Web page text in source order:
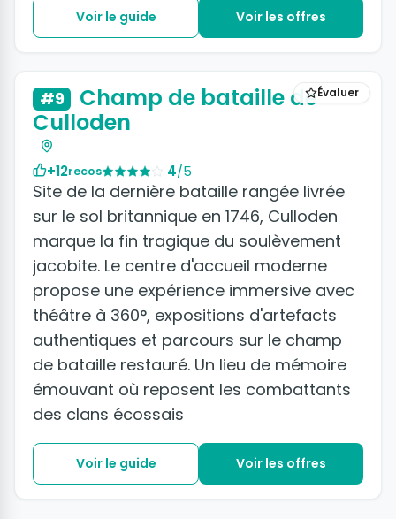
Voir le guide Voir les offres
Évaluer
#9
Champ de bataille de
Culloden
+12recos 4/5
Site de la dernière bataille rangée livrée
sur le sol britannique en 1746, Culloden
marque la fin tragique du soulèvement
jacobite. Le centre d'accueil moderne
propose une expérience immersive avec
théâtre à 360°, expositions d'artefacts
authentiques et parcours sur le champ
de bataille restauré. Un lieu de mémoire
émouvant où reposent les combattants
des clans écossais
Voir le guide Voir les offres